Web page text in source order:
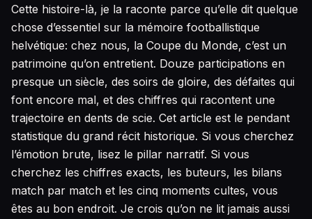
Cette histoire-là, je la raconte parce qu’elle dit quelque
chose d’essentiel sur la mémoire footballistique
helvétique: chez nous, la Coupe du Monde, c’est un
patrimoine qu’on entretient. Douze participations en
presque un siècle, des soirs de gloire, des défaites qui
font encore mal, et des chiffres qui racontent une
trajectoire en dents de scie. Cet article est le pendant
statistique du grand récit historique. Si vous cherchez
l’émotion brute, lisez le pillar narratif. Si vous
cherchez les chiffres exacts, les buteurs, les bilans
match par match et les cinq moments cultes, vous
êtes au bon endroit. Je crois qu’on ne lit jamais aussi